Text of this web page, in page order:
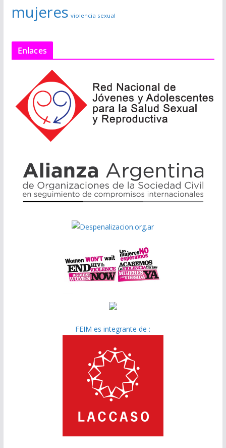
mujeres violencia sexual
Enlaces
FEIM es integrante de :